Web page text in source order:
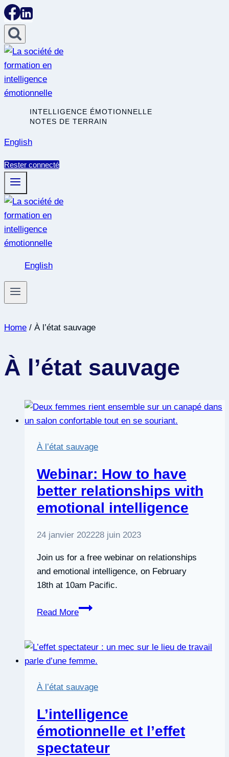
Skip
to
content
INTELLIGENCE ÉMOTIONNELLE
NOTES DE TERRAIN
English
Rester connecté
English
Home / À l’état sauvage
À l’état sauvage
À l’état sauvage
Webinar: How to have
better relationships with
emotional intelligence
24 janvier 202228 juin 2023
Join us for a free webinar on relationships
and emotional intelligence, on February
18th at 10am Pacific.
Read More
Webinar:
have
better
with
intelligence
À l’état sauvage
L’intelligence
émotionnelle et l’effet
spectateur